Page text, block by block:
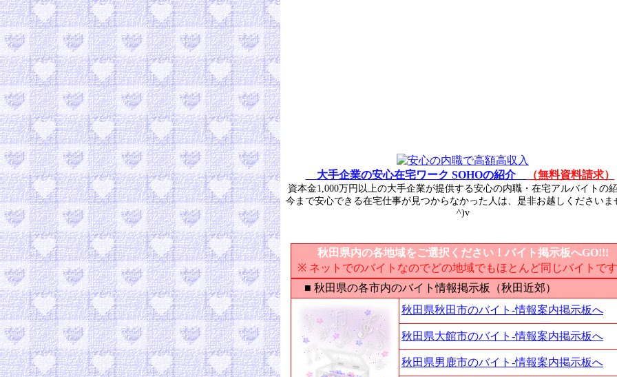
大手企業の安心在宅ワーク SOHOの紹介 （無料資料請求）
資本金1,000万円以上の大手企業が提供する安心の内職・在宅アルバイトの
今まで安心できる在宅仕事が見つからなかった人は、是非お越しくださいま
^)v
秋田県内の各地域をご選択ください！バイト掲示板へGO!!!
※ ネットでのバイトなのでどの地域でもほとんど同じバイトで
■ 秋田県の各市内のバイト情報掲示板（秋田近郊）
秋田県秋田市のバイト-情報案内掲示板へ
秋田県大館市のバイト-情報案内掲示板へ
秋田県男鹿市のバイト-情報案内掲示板へ